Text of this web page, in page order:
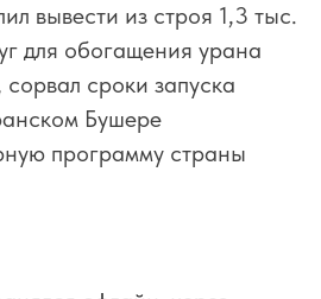
вывести из строя 1,3 тыс.
для обогащения урана
сроки запуска
Бушере
программу страны